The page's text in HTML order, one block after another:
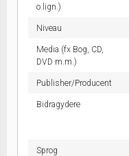
o.lign.)
Niveau
Media (fx Bog, CD,
DVD m.m.)
Publisher/Producent
Bidragydere
Sprog